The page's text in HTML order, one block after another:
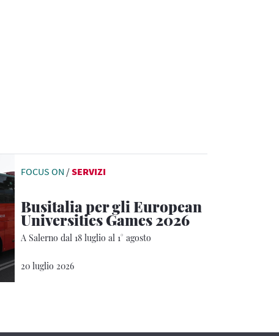
FOCUS ON /SERVIZI
Busitalia per gli European
Universities Games 2026
A Salerno dal 18 luglio al 1° agosto
20 luglio 2026